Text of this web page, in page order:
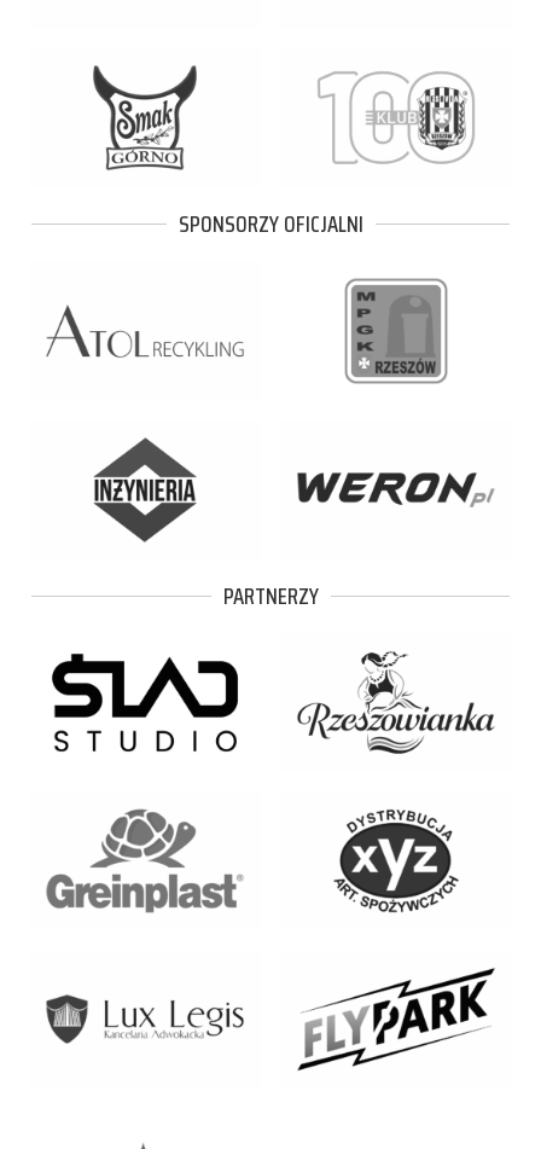
SPONSORZY OFICJALNI
PARTNERZY